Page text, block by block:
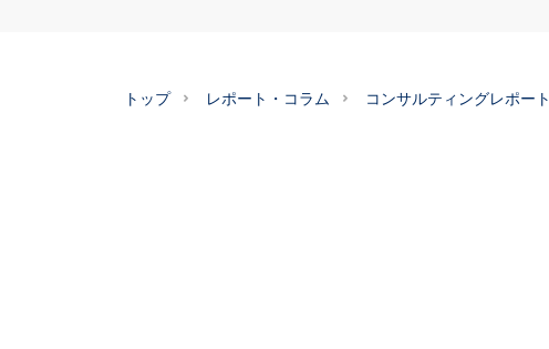
トップ レポート・コラム コンサルティングレポート